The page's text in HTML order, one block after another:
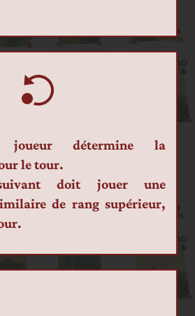
joueur détermine la
le tour.
doit jouer une
de rang supérieur,